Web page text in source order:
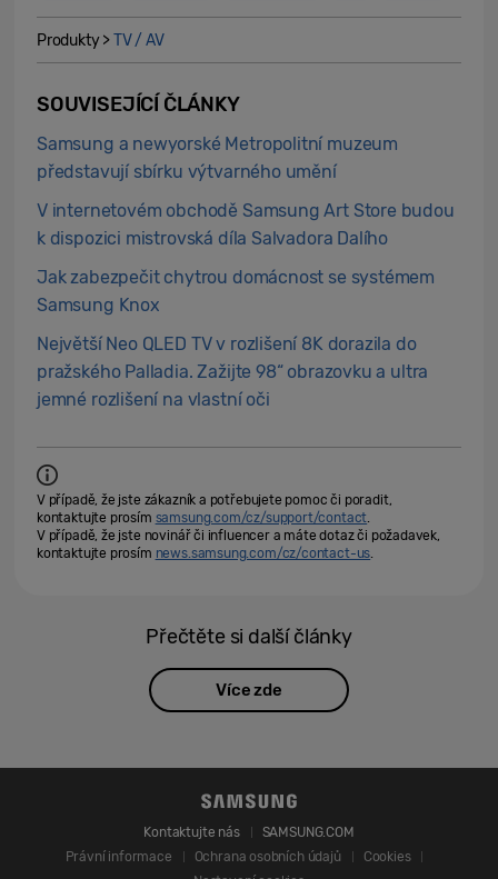
Produkty >TV / AV
SOUVISEJÍCÍ ČLÁNKY
Samsung a newyorské Metropolitní muzeum
představují sbírku výtvarného umění
V internetovém obchodě Samsung Art Store budou
k dispozici mistrovská díla Salvadora Dalího
Jak zabezpečit chytrou domácnost se systémem
Samsung Knox
Největší Neo QLED TV v rozlišení 8K dorazila do
pražského Palladia. Zažijte 98“ obrazovku a ultra
jemné rozlišení na vlastní oči
V případě, že jste zákazník a potřebujete pomoc či poradit,
kontaktujte prosím samsung.com/cz/support/contact.
V případě, že jste novinář či influencer a máte dotaz či požadavek,
kontaktujte prosím news.samsung.com/cz/contact-us.
Přečtěte si další články
Více zde
Kontaktujte nás
SAMSUNG.COM
Právní informace
Ochrana osobních údajů
Cookies